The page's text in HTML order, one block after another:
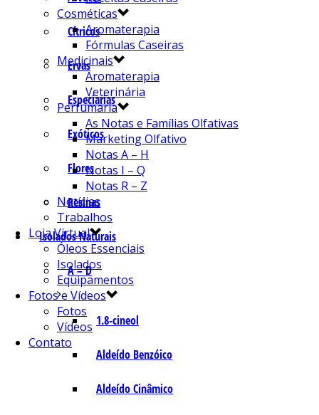
Cítricos
Ervas
Especiarias
Exóticos
Flores
Resinas
Isolados Naturais
A – D
1.8-cineol
Aldeído Benzóico
Aldeído Cinâmico
Cosméticas
Aromaterapia
Fórmulas Caseiras
Medicinais
Aromaterapia
Veterinária
Perfumaria
As Notas e Famílias Olfativas
Marketing Olfativo
Notas A – H
Notas I – Q
Notas R – Z
Notícias
Trabalhos
Loja Virtual
Óleos Essenciais
Isolados
Equipamentos
Fotos e Vídeos
Fotos
Vídeos
Contato